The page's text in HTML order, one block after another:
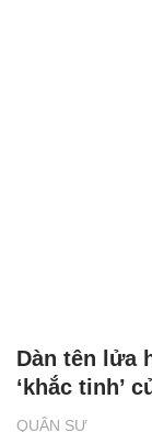
QUÂN SỰ
Dàn tên lửa
‘khắc tinh’